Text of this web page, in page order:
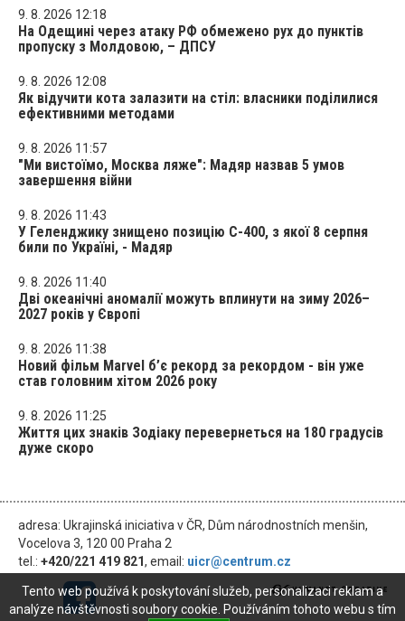
9. 8. 2026 12:18
На Одещині через атаку РФ обмежено рух до пунктів
пропуску з Молдовою, – ДПСУ
9. 8. 2026 12:08
Як відучити кота залазити на стіл: власники поділилися
ефективними методами
9. 8. 2026 11:57
"Ми вистоїмо, Москва ляже": Мадяр назвав 5 умов
завершення війни
9. 8. 2026 11:43
У Геленджику знищено позицію С-400, з якої 8 серпня
били по Україні, - Мадяр
9. 8. 2026 11:40
Дві океанічні аномалії можуть вплинути на зиму 2026–
2027 років у Європі
9. 8. 2026 11:38
Новий фільм Marvel б’є рекорд за рекордом - він уже
став головним хітом 2026 року
9. 8. 2026 11:25
Життя цих знаків Зодіаку перевернеться на 180 градусів
дуже скоро
adresa: Ukrajinská iniciativa v ČR, Dům národnostních menšin,
Vocelova 3, 120 00 Praha 2
tel.: +420/221 419 821, email: uicr@centrum.cz
Tento web používá k poskytování služeb, personalizaci reklam a
analýze návštěvnosti soubory cookie. Používáním tohoto webu s tím